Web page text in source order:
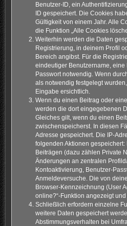
Benutzer-ID, ein
ID gespeichert. Die Cookies
Gültigkeit von einem Jahr. Alle
die Funktion „Alle Cookies
Weiterhin werden die Daten
Registrierung, in deinem Profil
Bereich angibst. Für die
eindeutiger Benutzername,
Passwort notwendig. Wenn
als notwendig festgelegt
Eingabe ersichtlich.
Wenn du einen Beitrag oder
werden die dort eingegebenen
Gleiches gilt, wenn du einen
zwischenspeicherst. In diesen
Adresse gespeichert. Die IP-
folgenden Aktionen
Beiträgen (dazu zählen Private
Änderungen an zentralen
Kontoaktivierung, Benutzer-
Anmeldeversuche. Die von
Browser-Kennzeichnung (User
online?“-Funktion angezeigt
Schließlich erfordern einzelne
weitere Daten gespeichert
Abstimmungsverhalten bei